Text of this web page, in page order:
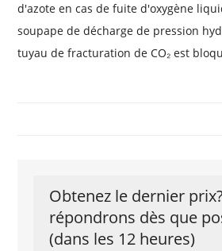
d'azote en cas de fuite d'oxygène
soupape de décharge de pression
tuyau de fracturation de CO₂ est
Obtenez le dernier
répondrons dès que
(dans les 12 heures)